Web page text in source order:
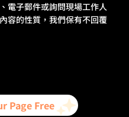
電子郵件或詢問現場工作人
容的性質，我們保有不回覆
Page Free